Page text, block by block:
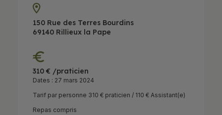
150 Rue des Terres Bourdins
69140 Rillieux la Pape
310 € /praticien
Dates : 27 mars 2024
Tarif par personne 310 € praticien / 110 € Assistant(e)
Repas compris